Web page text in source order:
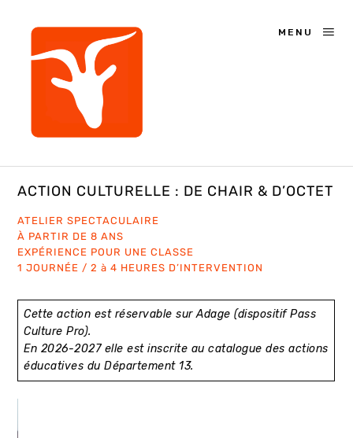
MENU
ACTION CULTURELLE : DE CHAIR & D’OCTET
ATELIER SPECTACULAIRE
À PARTIR DE 8 ANS
EXPÉRIENCE POUR UNE CLASSE
1 JOURNÉE / 2 à 4 HEURES D’INTERVENTION
Cette action est réservable sur Adage (dispositif Pass
Culture Pro).
En 2026-2027 elle est inscrite au catalogue des actions
éducatives du Département 13.